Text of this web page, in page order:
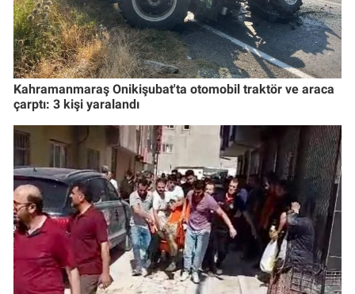
Kahramanmaraş Onikişubat'ta otomobil traktör ve araca
çarptı: 3 kişi yaralandı